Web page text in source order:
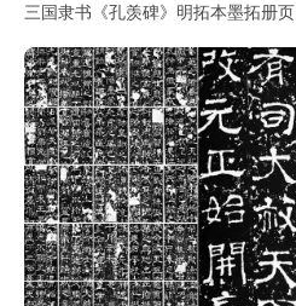
三国隶书《孔羡碑》明拓本墨拓册页